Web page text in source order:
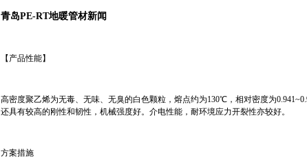
青岛PE-RT地暖管材新闻
【产品性能】
高密度聚乙烯为无毒、无味、无臭的白色颗粒，熔点约为130℃，相对密度为
还具有较高的刚性和韧性，机械强度好。介电性能，耐环境应力开裂性亦较好。
方案措施